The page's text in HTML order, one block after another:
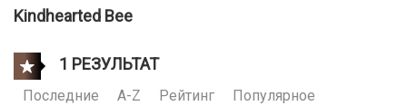
Kindhearted Bee
1 РЕЗУЛЬТАТ
Последние A-Z Рейтинг Популярное